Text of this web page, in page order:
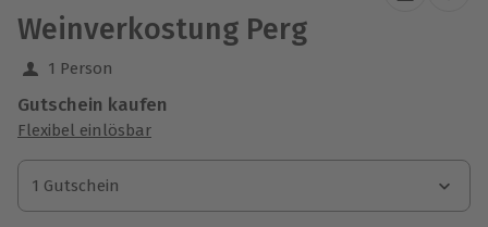
Weinverkostung Perg
1 Person
Gutschein kaufen
Flexibel einlösbar
1 Gutschein
1 Gutschein
1 Gutschein